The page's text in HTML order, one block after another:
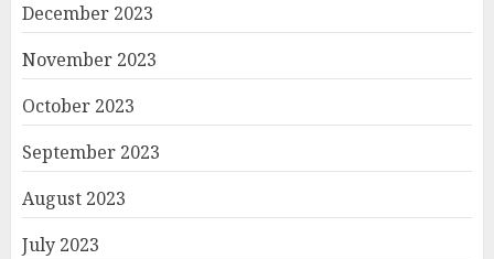
December 2023
November 2023
October 2023
September 2023
August 2023
July 2023